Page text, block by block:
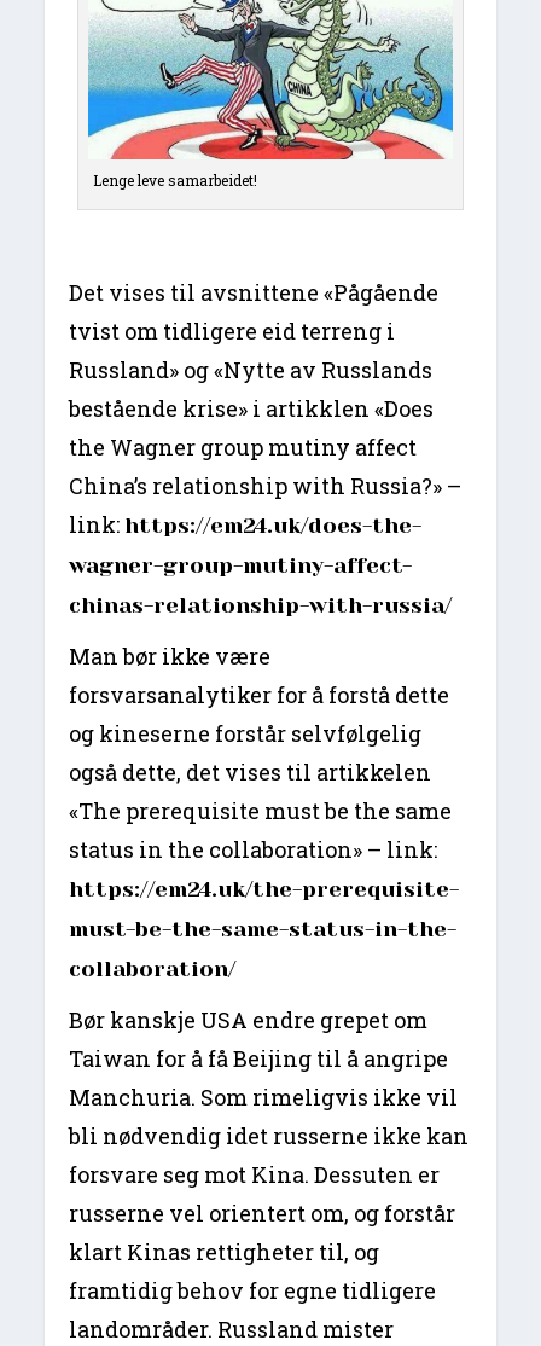
Lenge leve samarbeidet!
Det vises til avsnittene «Pågående
tvist om tidligere eid terreng i
Russland» og «Nytte av Russlands
bestående krise» i artikklen «Does
the Wagner group mutiny affect
China’s relationship with Russia?» –
link: https://em24.uk/does-the-
wagner-group-mutiny-affect-
chinas-relationship-with-russia/
Man bør ikke være
forsvarsanalytiker for å forstå dette
og kineserne forstår selvfølgelig
også dette, det vises til artikkelen
«The prerequisite must be the same
status in the collaboration» – link:
https://em24.uk/the-prerequisite-
must-be-the-same-status-in-the-
collaboration/
Bør kanskje USA endre grepet om
Taiwan for å få Beijing til å angripe
Manchuria. Som rimeligvis ikke vil
bli nødvendig idet russerne ikke kan
forsvare seg mot Kina. Dessuten er
russerne vel orientert om, og forstår
klart Kinas rettigheter til, og
framtidig behov for egne tidligere
landområder. Russland mister